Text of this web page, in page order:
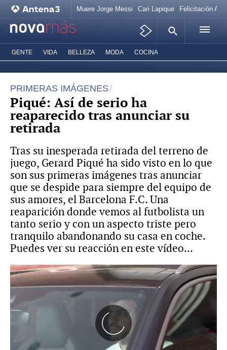
Muere Jorge Messi Cari Lapique Felicitación
GENTE VIDA BELLEZA MODA COCINA
PRIMERAS IMÁGENES
Piqué: Así de serio ha
reaparecido tras anunciar su
retirada
Tras su inesperada retirada del terreno de
juego, Gerard Piqué ha sido visto en lo que
son sus primeras imágenes tras anunciar
que se despide para siempre del equipo de
sus amores, el Barcelona F.C. Una
reaparición donde vemos al futbolista un
tanto serio y con un aspecto triste pero
tranquilo abandonando su casa en coche.
Puedes ver su reacción en este vídeo...